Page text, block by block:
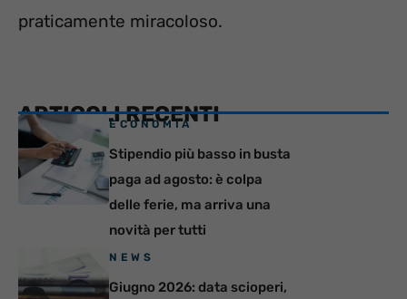
praticamente miracoloso.
ARTICOLI RECENTI
ECONOMIA
Stipendio più basso in busta
paga ad agosto: è colpa
delle ferie, ma arriva una
novità per tutti
NEWS
Giugno 2026: data scioperi,